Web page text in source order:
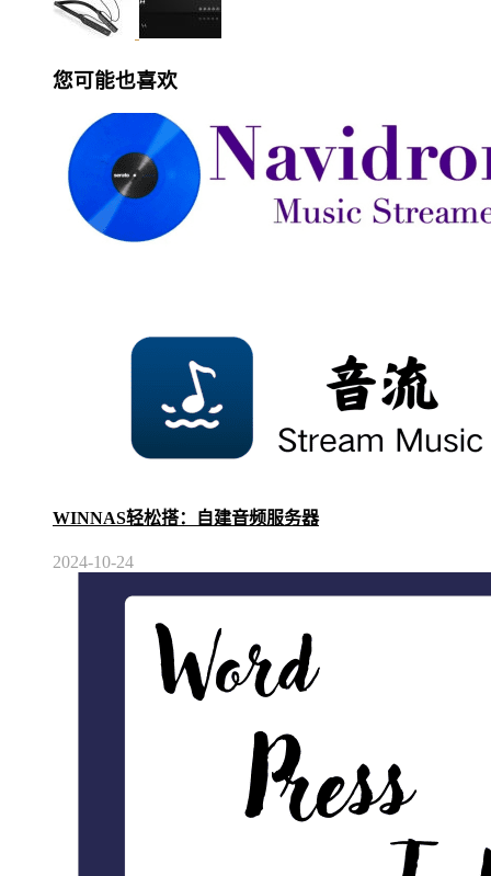
您可能也喜欢
WINNAS轻松搭：自建音频服务器
2024-10-24